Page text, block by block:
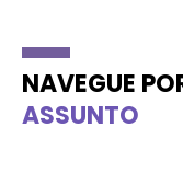
NAVEGUE
ASSUNTO